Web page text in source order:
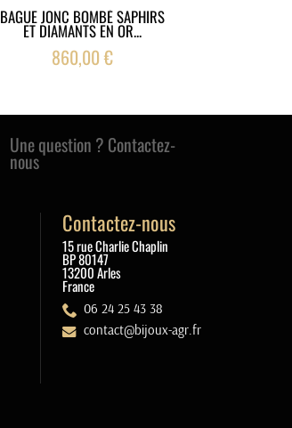
BAGUE JONC BOMBÉ SAPHIRS
ET DIAMANTS EN OR...
860,00 €
Une question ? Contactez-
nous
Contactez-nous
15 rue Charlie Chaplin
BP 80147
13200 Arles
France
06 24 25 43 38
contact@bijoux-agr.fr